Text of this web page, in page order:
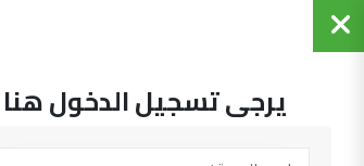
يرجى تسجيل الدخول هنا